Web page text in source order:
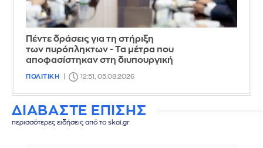
Πέντε δράσεις για τη στήριξη
των πυρόπληκτων - Τα μέτρα που
αποφασίστηκαν στη διυπουργική
ΠΟΛΙΤΙΚΗ 12:51, 05.08.2026
ΔΙΑΒΑΣΤΕ ΕΠΙΣΗΣ
περισσότερες ειδήσεις από το skai.gr